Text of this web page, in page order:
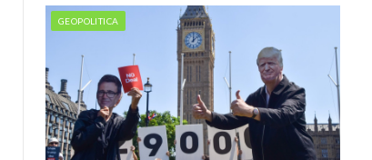
GEOPOLITICA